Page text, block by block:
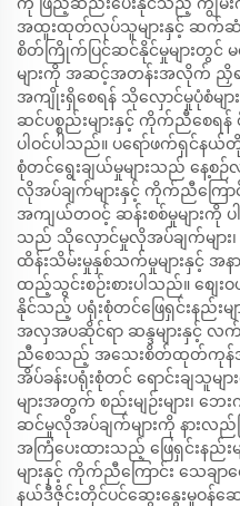
အထူးထုတ်လုပ်သူများနှင့် ဆက်ဆံ
စိတ်ကြိုက်ပြင်ဆင်နိုင်မှုများတွ
များကို အဆင့်အတန်းအလိုက် ညှိရန်
အကျိုးရှိစေရန် သိုလှောင်မှုပုံစံမျာ
ဆင်ပစ္စည်းများနှင့် ကိုက်ညီစေရန်
ပါဝင်ပါသည်။ ပရော်ဖက်ရှင်နယ်
စုံတင်ရွေးချယ်မှုများသည် နေ့စဉ်
လိုအပ်ချက်များနှင့် ကိုက်ညီကြော
အကျယ်တဝင့် ဆန်းစစ်မှုများကို ပ
သည် သိုလှောင်မှုလိုအပ်ချက်များ၊
ထိန်းသိမ်းမှုနှစ်သက်မှုများနှင့် အ
ထည့်သွင်းစဉ်းစားပါသည်။ စျေ
နိုင်သည့် ပရုံးစုံတင်ဖြေရှင်းနည်းမျ
အလှအပဆိုင်ရာ ဆန္ဒများနှင့်
ညီစေသည့် အသေးစိတ်ထုတ်ကုန်အက
အိပ်ခန်းပရုံးစုံတင် ရောင်းချသူ
များအတွက် စည်းမျဉ်းများ၊ ဘ
ဆင်မှုလိုအပ်ချက်များကို နားလ
အကြံပေးထားသည့် ဖြေရှင်းနည်
များနှင့် ကိုက်ညီကြောင်း သေချ
နယ်ဒီဇိုင်းတိုင်ပင်ဆွေးနွေးမှုဝန်